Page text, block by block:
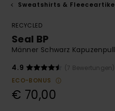
Sweatshirts &
RECYCLED
Seal BP
Männer Schwarz
4.9
(7 Bewertungen)
ECO-BONUS
€ 70,00